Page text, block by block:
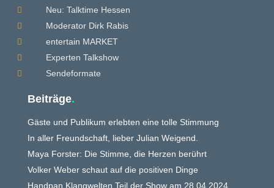
 Neu: Talktime Hessen
 Moderator Dirk Rabis
 entertain MARKET
 Experten Talkshow
 Sendeformate
Beiträge.
Gäste und Publikum erlebten eine tolle Stimmung
In aller Freundschaft, lieber Julian Weigend.
Maya Forster: Die Stimme, die Herzen berührt
Volker Weber schaut auf die positiven Dinge
Handpan Klangwelten Teil der Show am 28.04.2024